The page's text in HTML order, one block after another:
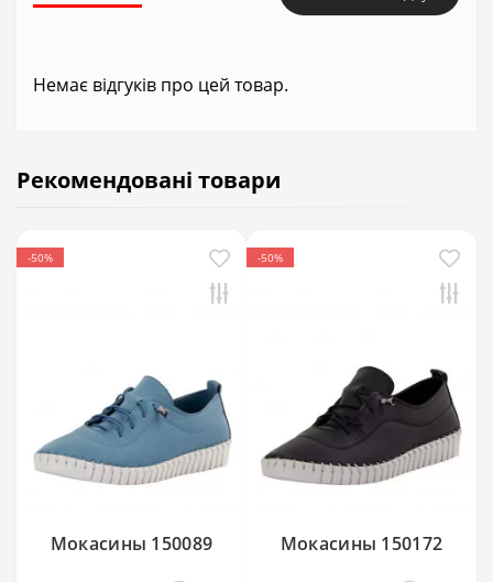
Немає відгуків про цей товар.
Рекомендовані товари
-50%
Мокасины 150089
-50%
Мокасины 150172